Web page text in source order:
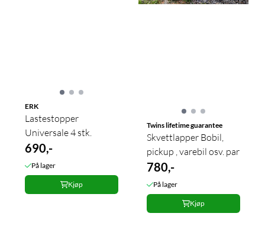
ERK
Lastestopper
Universale 4 stk.
690,-
På lager
Kjøp
Twins lifetime guarantee
Skvettlapper Bobil,
pickup , varebil osv. par
780,-
På lager
Kjøp